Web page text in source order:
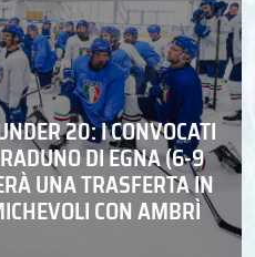
20: I CONVOCATI
DI EGNA (6-9
UNA TRASFERTA IN
CON AMBRÌ